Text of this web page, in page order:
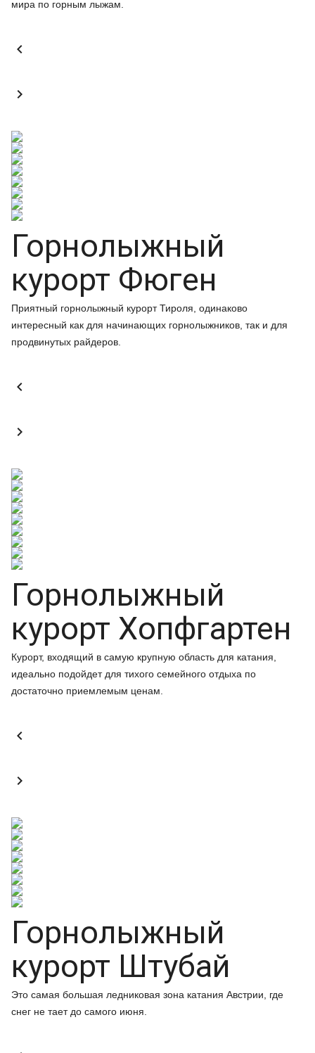
мира по горным лыжам.


Горнолыжный
курорт Фюген
Приятный горнолыжный курорт Тироля, одинаково
интересный как для начинающих горнолыжников, так и для
продвинутых райдеров.


Горнолыжный
курорт Хопфгартен
Курорт, входящий в самую крупную область для катания,
идеально подойдет для тихого семейного отдыха по
достаточно приемлемым ценам.


Горнолыжный
курорт Штубай
Это самая большая ледниковая зона катания Австрии, где
снег не тает до самого июня.